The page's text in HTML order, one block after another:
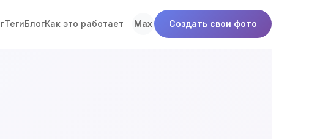
ТегиБлогКак это работает Max Создать свои фото